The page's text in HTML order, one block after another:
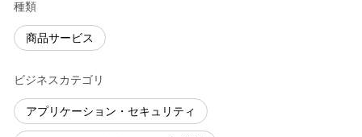
種類
商品サービス
ビジネスカテゴリ
アプリケーション・セキュリティ